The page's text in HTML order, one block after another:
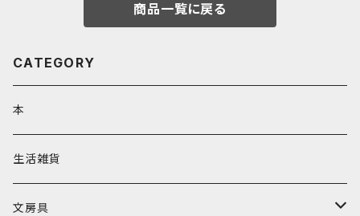
商品一覧に戻る
CATEGORY
本
生活雑貨
文房具